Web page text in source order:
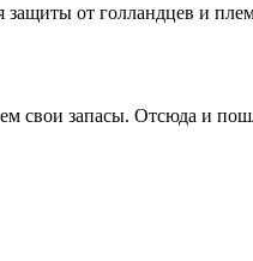
от голландцев и
свои запасы. Отсюда и